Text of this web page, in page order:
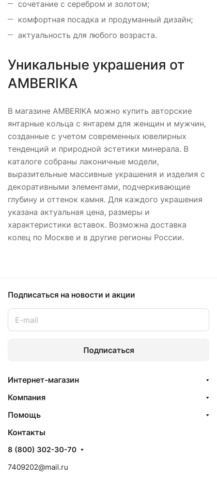
сочетание с серебром и золотом;
комфортная посадка и продуманный дизайн;
актуальность для любого возраста.
Уникальные украшения от
AMBERIKA
В магазине AMBERIKA можно купить авторские
янтарные кольца с янтарем для женщин и мужчин,
созданные с учетом современных ювелирных
тенденций и природной эстетики минерала. В
каталоге собраны лаконичные модели,
выразительные массивные украшения и изделия с
декоративными элементами, подчеркивающие
глубину и оттенок камня. Для каждого украшения
указана актуальная цена, размеры и
характеристики вставок. Возможна доставка
колец по Москве и в другие регионы России.
Подписаться на новости и акции
Подписаться
Интернет-магазин
Компания
Помощь
Контакты
8 (800) 302-30-70
7409202@mail.ru